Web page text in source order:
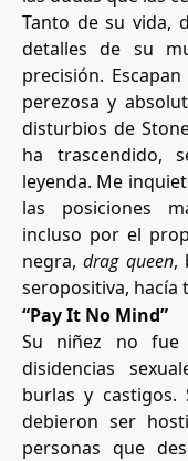
Tanto de su vida,
detalles de su
precisión.
perezosa y
disturbios de
ha trascendido,
leyenda. Me
las posiciones
incluso por el
negra,drag queen,
seropositiva, hacía
“Pay It No Mind”
Su niñez no
disidencias
burlas y
debieron ser
personas que